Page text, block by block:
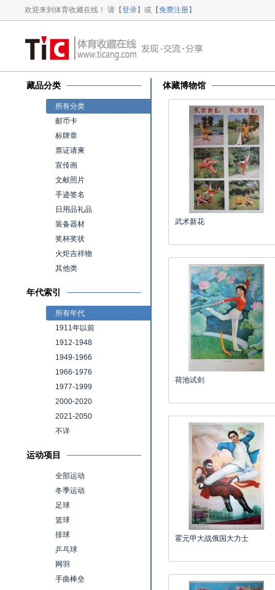
欢迎来到体育收藏在线！ 请【登录】或【免费注册】
藏品分类
所有分类
邮币卡
标牌章
票证请柬
宣传画
文献照片
手迹签名
日用品礼品
装备器材
奖杯奖状
火炬吉祥物
其他类
年代索引
所有年代
1911年以前
1912-1948
1949-1966
1966-1976
1977-1999
2000-2020
2021-2050
不详
运动项目
全部运动
冬季运动
足球
篮球
排球
乒乓球
网羽
手曲棒垒
体藏博物馆
武术新花
荷池试剑
霍元甲大战俄国大力士